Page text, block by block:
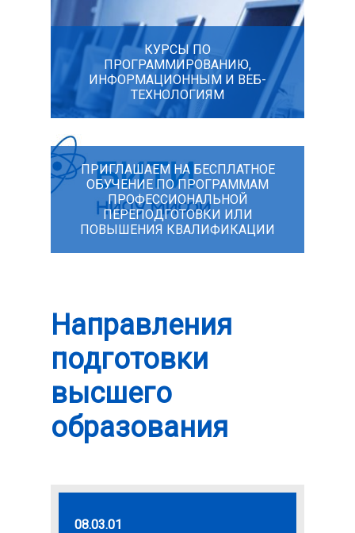
КУРСЫ ПО
ПРОГРАММИРОВАНИЮ,
ИНФОРМАЦИОННЫМ И ВЕБ-
ТЕХНОЛОГИЯМ
ПРИГЛАШАЕМ НА БЕСПЛАТНОЕ
ОБУЧЕНИЕ ПО ПРОГРАММАМ
ПРОФЕССИОНАЛЬНОЙ
ПЕРЕПОДГОТОВКИ ИЛИ
ПОВЫШЕНИЯ КВАЛИФИКАЦИИ
Направления
подготовки
высшего
образования
08.03.01